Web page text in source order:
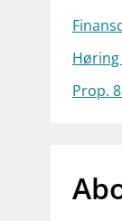
Høring
Prop.